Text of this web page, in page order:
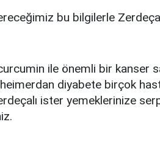
bu bilgilerle
ile önemli bir kanser
diyabete birçok
ister yemeklerinize